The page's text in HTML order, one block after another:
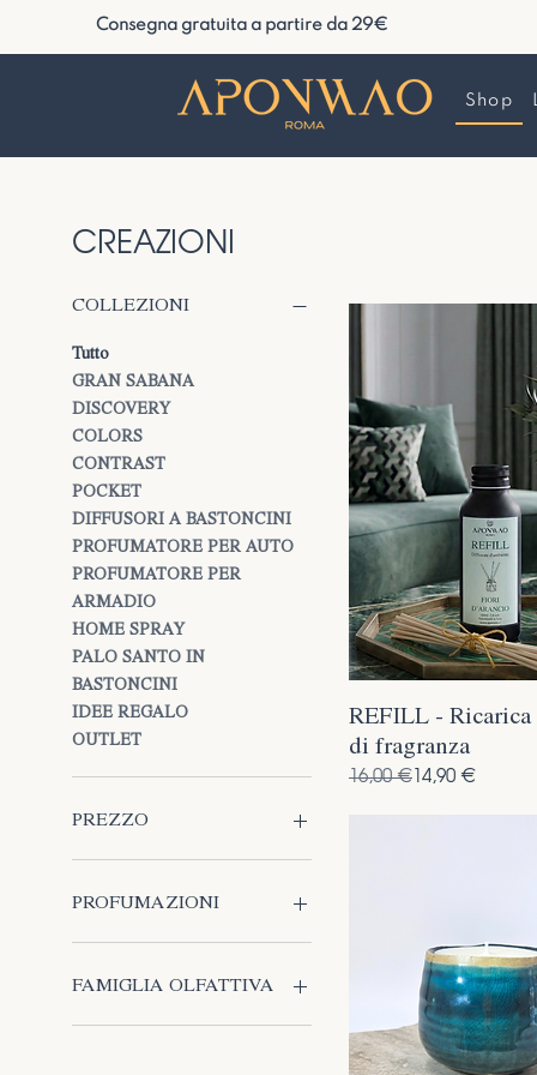
Consegna gratuita a partire da 29€
Shop
CREAZIONI
COLLEZIONI
Tutto
GRAN SABANA
DISCOVERY
COLORS
CONTRAST
POCKET
DIFFUSORI A BASTONCINI
PROFUMATORE PER AUTO
PROFUMATORE PER
ARMADIO
HOME SPRAY
PALO SANTO IN
BASTONCINI
IDEE REGALO
OUTLET
PREZZO
PROFUMAZIONI
APE
MORFO BLU
ARA MACA
FAMIGLIA OLFATTIVA
AGRUMATA
REFILL -
di fragranza
Prezzo regolare
16,00 €
Prezzo scontato
14,90 €